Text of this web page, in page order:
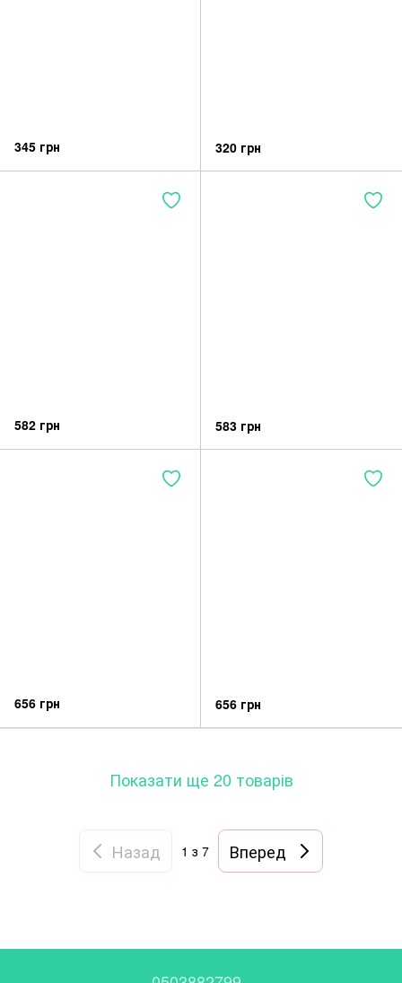
345 грн 320 грн
582 грн 583 грн
656 грн 656 грн
Показати ще 20 товарів
Назад 1 з 7 Вперед